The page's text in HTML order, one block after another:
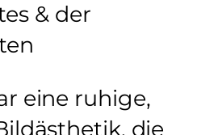
& der
eine ruhige,
die